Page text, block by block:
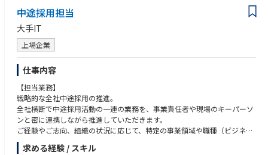
中途採用担当
大手IT
上場企業
仕事内容
【担当業務】
戦略的な全社中途採用の推進。
全社横断で中途採用活動の一連の業務を、事業責任者や現場のキーパーソ
ンと密に連携しながら推進していただきます。
ご経験やご志向、組織の状況に応じて、特定の事業領域や職種（ビジネス
サイド、IT人材など）の採用をリードする役割をアサインします。
求める経験 / スキル